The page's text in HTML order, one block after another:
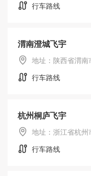
行车路线
渭南澄城飞宇
地址：陕西省渭
行车路线
杭州桐庐飞宇
地址：浙江省杭
行车路线